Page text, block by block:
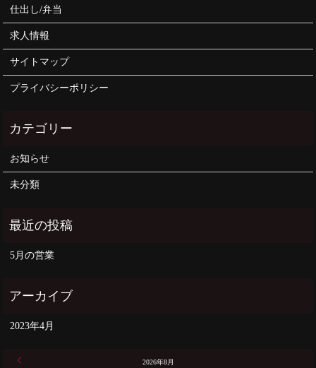
仕出し/弁当
求人情報
サイトマップ
プライバシーポリシー
お知らせ
未分類
5月の営業
2023年4月
2026年8月